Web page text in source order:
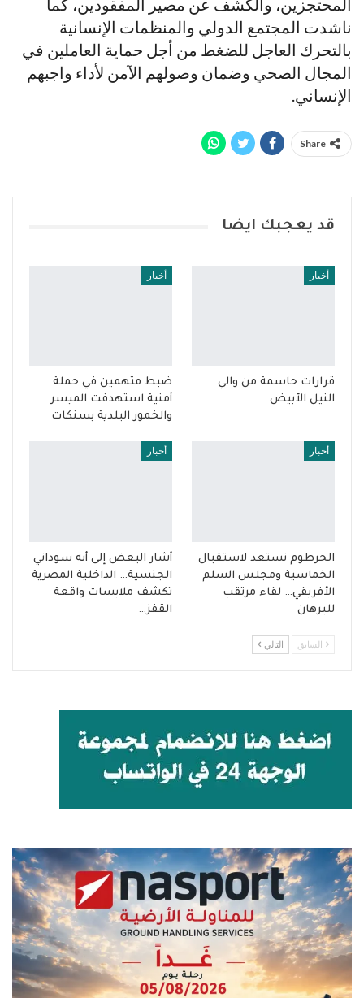
ناشدت المجتمع الدولي والمنظمات الإنسانية
بالتحرك العاجل للضغط من أجل حماية العاملين في
المجال الصحي وضمان وصولهم الآمن لأداء واجبهم
الإنساني.
Share
قد يعجبك ايضا
أخبار
قرارات حاسمة من والي
النيل الأبيض
أخبار
ضبط متهمين في حملة
أمنية استهدفت الميسر
والخمور البلدية بسنكات
أخبار
الخرطوم تستعد لاستقبال
الخماسية ومجلس السلم
الأفريقي… لقاء مرتقب
للبرهان
أخبار
أشار البعض إلى أنه سوداني
الجنسية… الداخلية المصرية
تكشف ملابسات واقعة
القفز…
السابق التالي